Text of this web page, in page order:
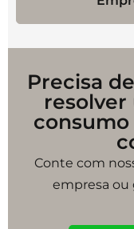
Precisa
resolver
Conte com
empresa ou